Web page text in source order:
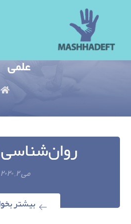
علمی
روان‌شناسی
می ۲, ۲۰۲۰
بیشتر